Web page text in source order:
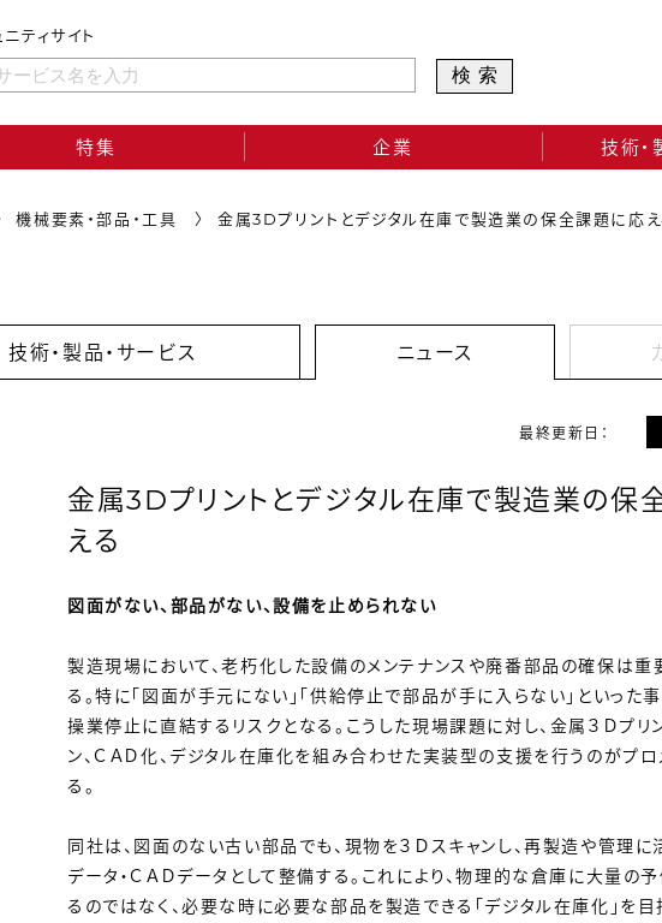
ティサイト
検索
特集 企業 技術・
機械要素・部品・工具 金属3Dプリントとデジタル在庫で製造業の保全課題に応え
技術・製品・サービス ニュース
最終更新日：
金属3Dプリントとデジタル在庫で製造業の保
える
図面がない、部品がない、設備を止められない
製造現場において、老朽化した設備のメンテナンスや廃番部品の確保は重
る。特に「図面が手元にない」「供給停止で部品が手に入らない」といった
操業停止に直結するリスクとなる。こうした現場課題に対し、金属３Ｄプリン
ン、ＣＡＤ化、デジタル在庫化を組み合わせた実装型の支援を行うのがプロ
る。
同社は、図面のない古い部品でも、現物を３Ｄスキャンし、再製造や管理に
データ・ＣＡＤデータとして整備する。これにより、物理的な倉庫に大量の
るのではなく、必要な時に必要な部品を製造できる「デジタル在庫化」を目